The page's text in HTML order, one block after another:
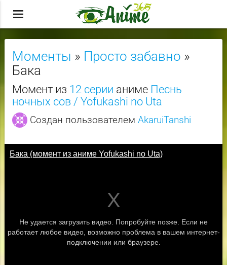
menu
Моменты » Просто забавно »
Бака
Момент из 12 серии аниме Песнь
ночных сов / Yofukashi no Uta
Создан пользователем AkaruiTanshi